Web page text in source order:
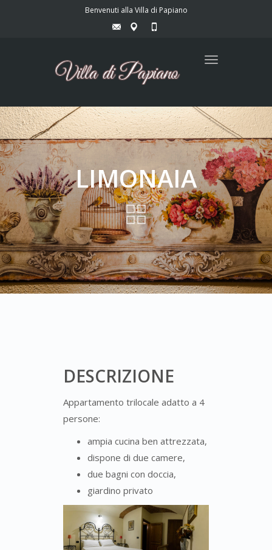
Benvenuti alla Villa di Papiano
Toggle
LIMONAIA
DESCRIZIONE
Appartamento trilocale adatto a 4
persone:
ampia cucina ben attrezzata,
dispone di due camere,
due bagni con doccia,
giardino privato